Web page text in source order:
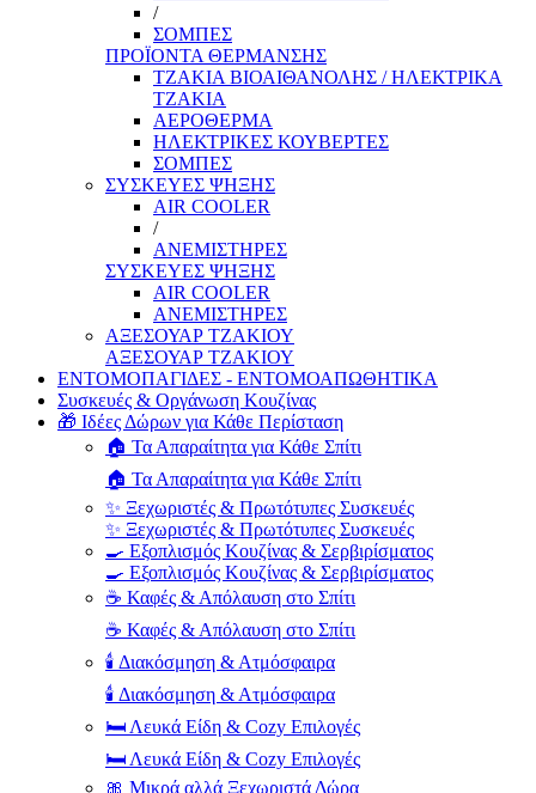
/
ΣΟΜΠΕΣ
ΠΡΟΪΟΝΤΑ ΘΕΡΜΑΝΣΗΣ
ΤΖΑΚΙΑ ΒΙΟΑΙΘΑΝΟΛΗΣ / ΗΛΕΚΤΡΙΚΑ
ΤΖΑΚΙΑ
ΑΕΡΟΘΕΡΜΑ
ΗΛΕΚΤΡΙΚΕΣ ΚΟΥΒΕΡΤΕΣ
ΣΟΜΠΕΣ
ΣΥΣΚΕΥΕΣ ΨΗΞΗΣ
AIR COOLER
/
ΑΝΕΜΙΣΤΗΡΕΣ
ΣΥΣΚΕΥΕΣ ΨΗΞΗΣ
AIR COOLER
ΑΝΕΜΙΣΤΗΡΕΣ
ΑΞΕΣΟΥΑΡ ΤΖΑΚΙΟΥ
ΑΞΕΣΟΥΑΡ ΤΖΑΚΙΟΥ
ΕΝΤΟΜΟΠΑΓΙΔΕΣ - ΕΝΤΟΜΟΑΠΩΘΗΤΙΚΑ
Συσκευές & Οργάνωση Κουζίνας
🎁 Ιδέες Δώρων για Κάθε Περίσταση
🏠 Τα Απαραίτητα για Κάθε Σπίτι
🏠 Τα Απαραίτητα για Κάθε Σπίτι
✨ Ξεχωριστές & Πρωτότυπες Συσκευές
✨ Ξεχωριστές & Πρωτότυπες Συσκευές
🍳 Εξοπλισμός Κουζίνας & Σερβιρίσματος
🍳 Εξοπλισμός Κουζίνας & Σερβιρίσματος
☕ Καφές & Απόλαυση στο Σπίτι
☕ Καφές & Απόλαυση στο Σπίτι
🕯️ Διακόσμηση & Ατμόσφαιρα
🕯️ Διακόσμηση & Ατμόσφαιρα
🛏️ Λευκά Είδη & Cozy Επιλογές
🛏️ Λευκά Είδη & Cozy Επιλογές
🎀 Μικρά αλλά Ξεχωριστά Δώρα